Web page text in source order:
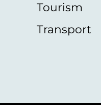
Tourism
Transport